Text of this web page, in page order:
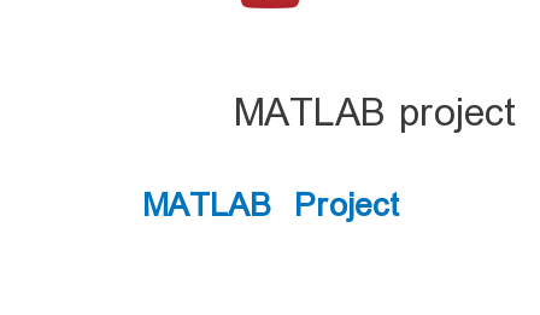
MATLAB project
MATLAB Project